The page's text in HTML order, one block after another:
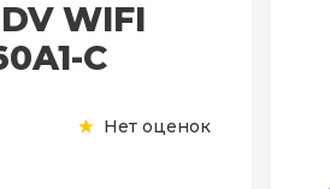
WIFI
C
Нет оценок